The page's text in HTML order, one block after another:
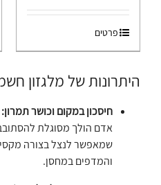
פרטים
היתרונות של מלגזון
חיסכון במקום וכושר תמרון:
אדם הולך מסוגלת
שמאפשר לנצל בצורה
והמדפים במחסן.